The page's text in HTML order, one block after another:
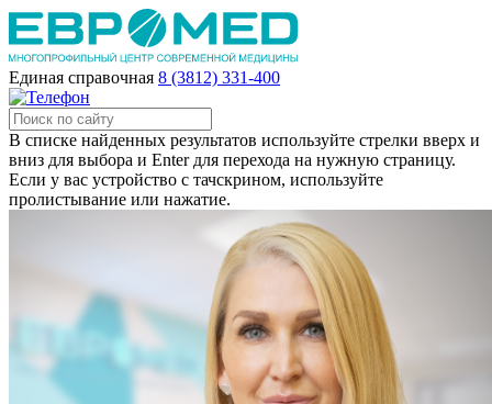
Единая справочная 8 (3812) 331-400
В списке найденных результатов используйте стрелки вверх и
вниз для выбора и Enter для перехода на нужную страницу.
Если у вас устройство с тачскрином, используйте
пролистывание или нажатие.